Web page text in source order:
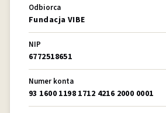
Odbiorca
Fundacja VIBE
NIP
6772518651
Numer konta
93 1600 1198 1712 4216 2000 0001